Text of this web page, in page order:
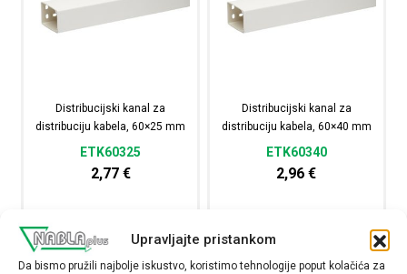
Upravljajte pristankom
Da bismo pružili najbolje iskustvo, koristimo tehnologije poput kolačića za
Distribucijski kanal za
distribuciju kabela, 60×25 mm
ETK60325
2,77 €
Distribucijski kanal za distribuciju kabela, 60x25 mm
Distribucijski kanal za
distribuciju kabela, 60×40 mm
ETK60340
2,96€
Distribucijski kanal